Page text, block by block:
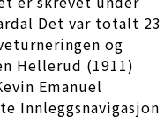
Det var totalt 23
og
Hellerud (1911)
Emanuel
Innleggsnavigasjon